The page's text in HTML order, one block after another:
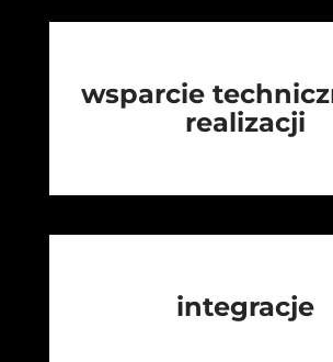
wsparcie
realizacji
integracje